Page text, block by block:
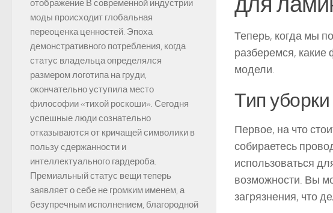
Теперь, когда мы
разберемся, какие
модели.
Тип уборки
Первое, на что
собираетесь
использоваться
возможности. Вы
загрязнения, что
отображение В современной индустрии
моды происходит глобальная
переоценка ценностей. Эпоха
демонстративного потребления, когда
статус владельца определялся
размером логотипа на груди,
окончательно уступила место
философии «тихой роскоши». Сегодня
успешные люди сознательно
отказываются от кричащей символики в
пользу сдержанности и
интеллектуального гардероба.
Премиальный статус вещи теперь
заявляет о себе не громким именем, а
безупречным исполнением, благородной